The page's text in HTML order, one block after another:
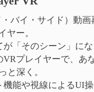
・バイ・サイド）動
ヤー。
が「そのシーン」にな
VRプレイヤーで、あ
と深く。
機能や視線によるUI